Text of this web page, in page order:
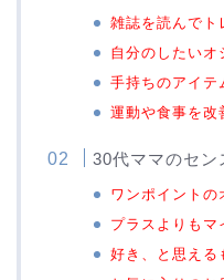
雑誌を読んでト
自分のしたいオ
手持ちのアイテ
運動や食事を改
30代ママのセン
ワンポイントの
プラスよりもマ
好き、と思える